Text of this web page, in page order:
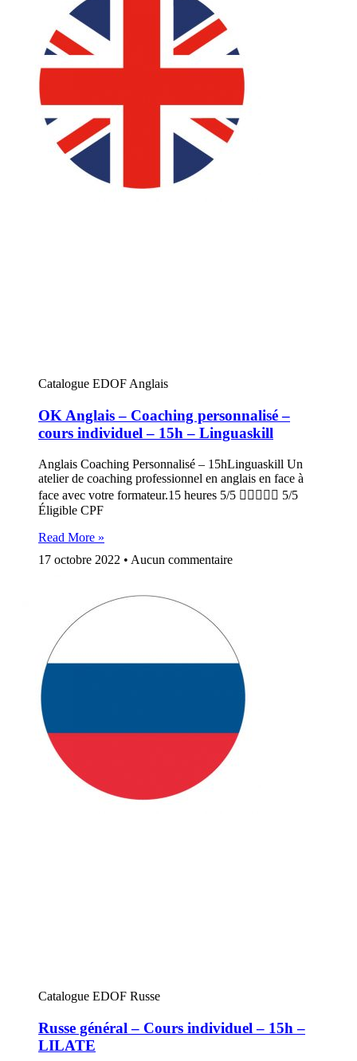
Catalogue EDOF Anglais
OK Anglais – Coaching personnalisé –
cours individuel – 15h – Linguaskill
Anglais Coaching Personnalisé – 15hLinguaskill Un
atelier de coaching professionnel en anglais en face à
face avec votre formateur.15 heures 5/5  5/5
Éligible CPF
Read More »
17 octobre 2022
Aucun commentaire
Catalogue EDOF Russe
Russe général – Cours individuel – 15h –
LILATE